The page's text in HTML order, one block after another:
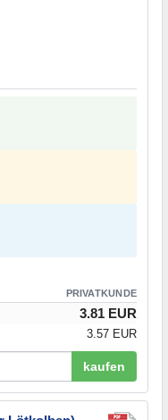
PRIVATKUNDE
3.81 EUR
3.57 EUR
kaufen